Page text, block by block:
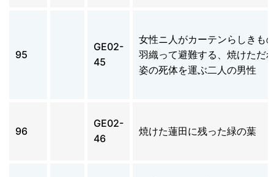
95
GE02-
45
女性ニ人がカーテンらしきも
羽織って避難する、焼けただ
姿の死体を運ぶ二人の男性
96
GE02-
46
焼けた蓮田に残った緑の葉